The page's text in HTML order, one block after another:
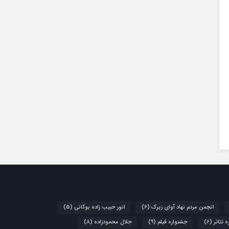
انجمن مردم نهاد آوای زیرک (6) انور حبیب زاده بوکانی (5)
تئاتر (6) جشنواره فیلم (9) جلال محمودزاده (8)